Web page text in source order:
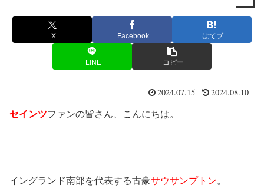
X Facebook はてブ
LINE コピー
2024.07.15 2024.08.10
セインツファンの皆さん、こんにちは。
イングランド南部を代表する古豪サウサンプトン。